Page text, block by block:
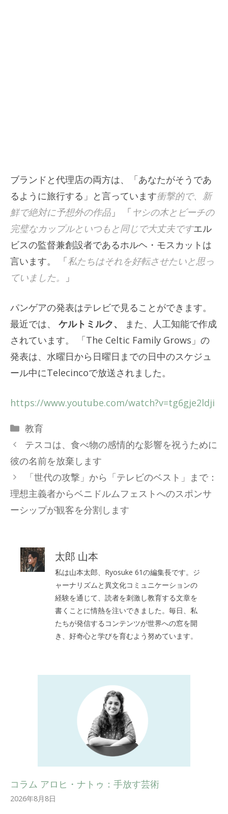
ブランドと代理店の両方は、「あなたがそうであ
るように旅行する」と言っています衝撃的で、新
鮮で絶対に予想外の作品 」 「ヤシの木とビーチの
完璧なカップルといつもと同じで大丈夫ですエル
ビスの監督兼創設者であるホルヘ・モスカットは
言います。 「私たちはそれを好転させたいと思っ
ていました。
」
パンゲアの発表はテレビで見ることができます。
最近では、
ケルトミルク、
また、人工知能で作成
されています。 「The Celtic Family Grows」の
発表は、水曜日から日曜日までの日中のスケジュ
ール中にTelecincoで放送されました。
https://www.youtube.com/watch?v=tg6gje2ldji
カ
テ
リ
ー
教育
テスコは、食べ物の感情的な影響を祝うために
彼の名前を放棄します
「世代の攻撃」から「テレビのベスト」まで：
理想主義者からベニドルムフェストへのスポンサ
ーシップが観客を分割します
太郎 山本
私は山本太郎、Ryosuke 61の編集長です。ジ
ャーナリズムと異文化コミュニケーションの
経験を通じて、読者を刺激し教育する文章を
書くことに情熱を注いできました。毎日、私
たちが発信するコンテンツが世界への窓を開
き、好奇心と学びを育むよう努めています。
コラム アロヒ・ナトゥ：手放す芸術
2026年8月8日